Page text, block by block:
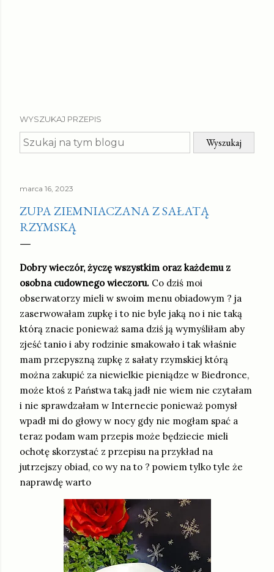
WYSZUKAJ PRZEPIS
marca 16, 2023
ZUPA ZIEMNIACZANA Z SAŁATĄ
RZYMSKĄ
Dobry wieczór, życzę wszystkim oraz każdemu z
osobna cudownego wieczoru. Co dziś moi
obserwatorzy mieli w swoim menu obiadowym ? ja
zaserwowałam zupkę i to nie byle jaką no i nie taką
którą znacie ponieważ sama dziś ją wymyśliłam aby
zjeść tanio i aby rodzinie smakowało i tak właśnie
mam przepyszną zupkę z sałaty rzymskiej którą
można zakupić za niewielkie pieniądze w Biedronce,
może ktoś z Państwa taką jadł nie wiem nie czytałam
i nie sprawdzałam w Internecie ponieważ pomysł
wpadł mi do głowy w nocy gdy nie mogłam spać a
teraz podam wam przepis może będziecie mieli
ochotę skorzystać z przepisu na przykład na
jutrzejszy obiad, co wy na to ? powiem tylko tyle że
naprawdę warto